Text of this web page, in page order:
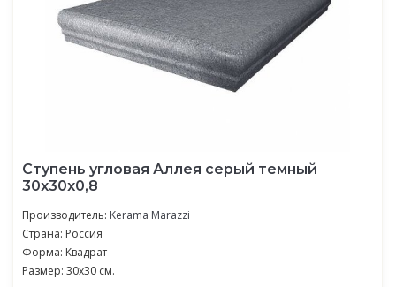
Ступень угловая Аллея серый темный
30x30x0,8
Производитель: Kerama Marazzi
Страна: Россия
Форма: Квадрат
Размер: 30x30 см.